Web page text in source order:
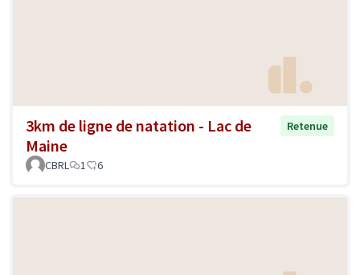
3km de ligne de natation - Lac de
Maine
Retenue
CBRL 1 6